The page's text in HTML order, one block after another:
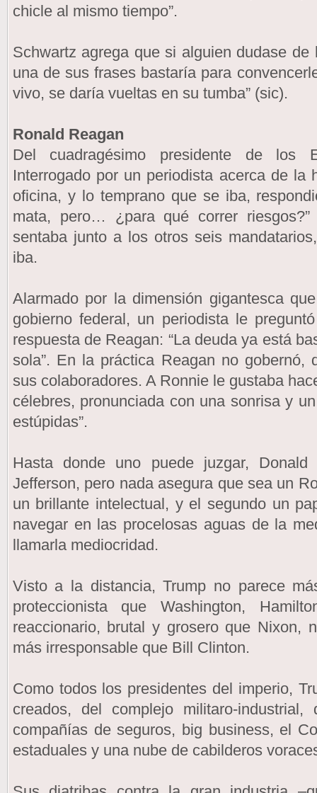
chicle al mismo tiempo”.
Schwartz agrega que si alguien dudase
una de sus frases bastaría para
vivo, se daría vueltas en su tumba” (sic).
Ronald Reagan
Del cuadragésimo presidente de los
Interrogado por un periodista acerca de
oficina, y lo temprano que se iba,
mata, pero… ¿para qué correr
sentaba junto a los otros seis
iba.
Alarmado por la dimensión gigantesca
gobierno federal, un periodista le
respuesta de Reagan: “La deuda ya está
sola”. En la práctica Reagan no gobernó,
sus colaboradores. A Ronnie le gustaba
célebres, pronunciada con una sonrisa y
estúpidas”.
Hasta donde uno puede juzgar,
Jefferson, pero nada asegura que sea un
un brillante intelectual, y el segundo un
navegar en las procelosas aguas de la
llamarla mediocridad.
Visto a la distancia, Trump no parece
proteccionista que Washington,
reaccionario, brutal y grosero que Nixon,
más irresponsable que Bill Clinton.
Como todos los presidentes del imperio,
creados, del complejo militaro-
compañías de seguros, big business, el
estaduales y una nube de cabilderos